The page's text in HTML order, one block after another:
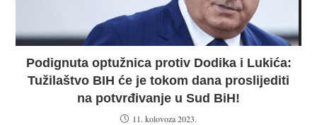
Podignuta optužnica protiv Dodika i Lukića:
Tužilaštvo BIH će je tokom dana proslijediti
na potvrđivanje u Sud BiH!
11. kolovoza 2023.